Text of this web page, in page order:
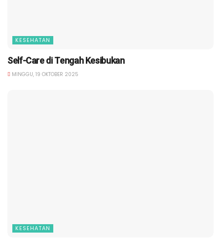
KESEHATAN
Self-Care di Tengah Kesibukan
MINGGU, 19 OKTOBER 2025
KESEHATAN